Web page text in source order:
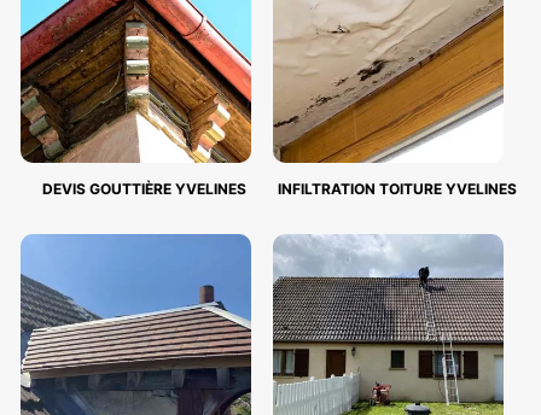
DEVIS GOUTTIÈRE YVELINES INFILTRATION TOITURE YVELINES